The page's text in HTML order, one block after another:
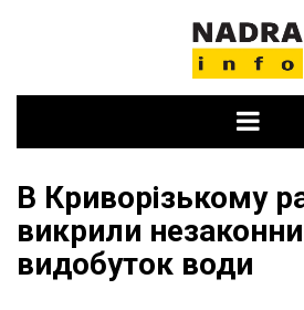
В Криворізькому
викрили
видобуток води